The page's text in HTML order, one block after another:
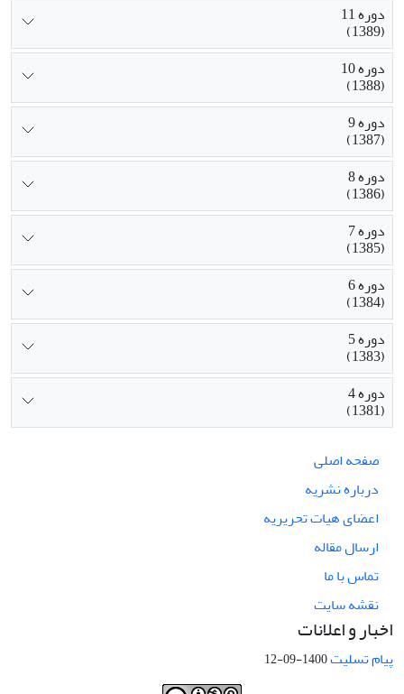
دوره 11
(1389)
دوره 10
(1388)
دوره 9
(1387)
دوره 8
(1386)
دوره 7
(1385)
دوره 6
(1384)
دوره 5
(1383)
دوره 4
(1381)
صفحه اصلی
درباره نشریه
اعضای هیات تحریریه
ارسال مقاله
تماس با ما
نقشه سایت
اخبار و اعلانات
پیام تسلیت1400-09-12